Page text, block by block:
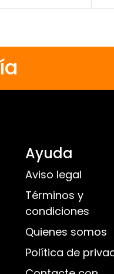
Ayuda
Aviso legal
Términos y
condiciones
Quienes somos
Política de